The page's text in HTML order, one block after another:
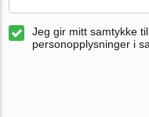
Jeg gir mitt samtykke
personopplysninger i